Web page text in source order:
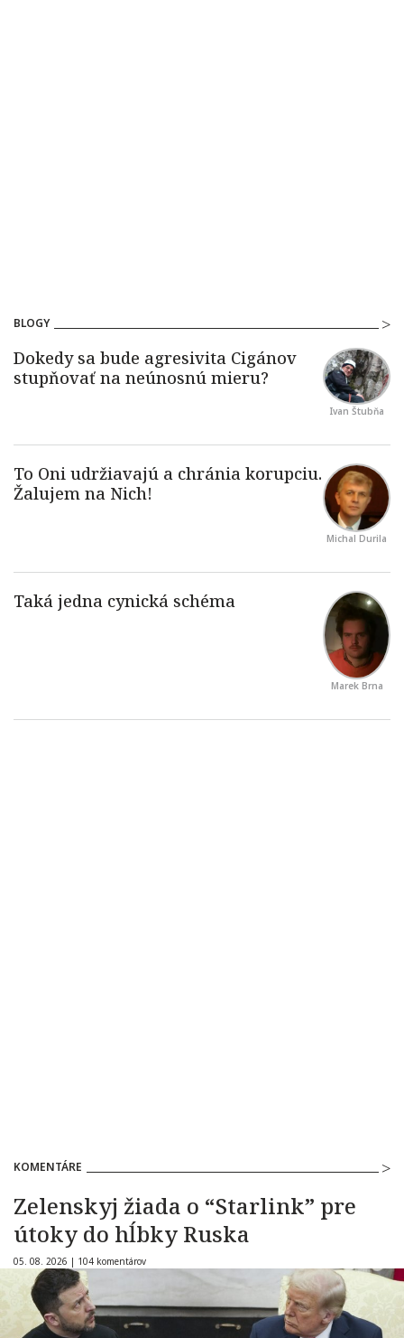
BLOGY
Ivan Štubňa
Michal Durila
Marek Brna
KOMENTÁRE
Zelenskyj žiada o “Starlink” pre
útoky do hĺbky Ruska
05. 08. 2026 | 104 komentárov